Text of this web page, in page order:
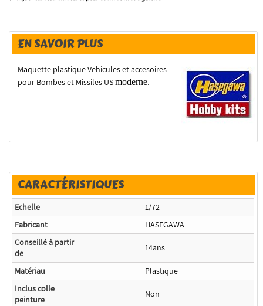
EN SAVOIR PLUS
Maquette plastique Vehicules et accesoires
pour Bombes et Missiles USmoderne.
CARACTÉRISTIQUES
Echelle
1/72
Fabricant
HASEGAWA
Conseillé à partir
de
14ans
Matériau
Plastique
Inclus colle
peinture
Non